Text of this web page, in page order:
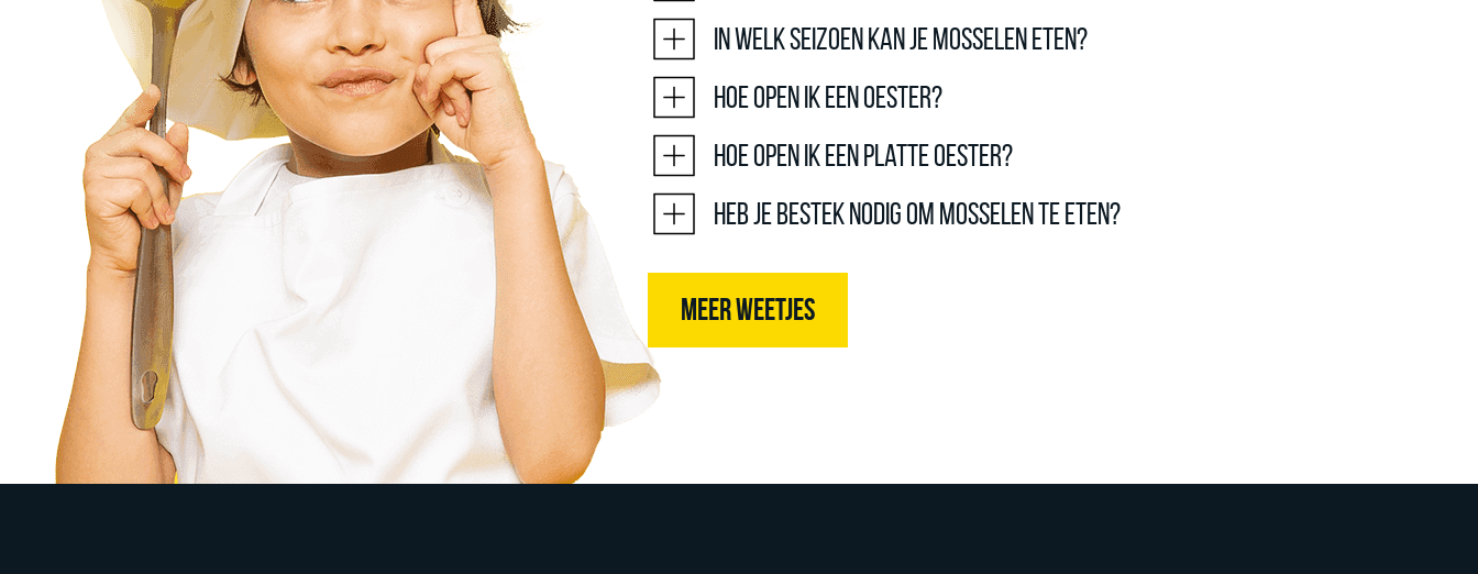
In welk seizoen kan je mosselen eten?
Hoe open ik een oester?
Hoe open ik een platte oester?
Heb je bestek nodig om mosselen te eten?
MEER WEETJES